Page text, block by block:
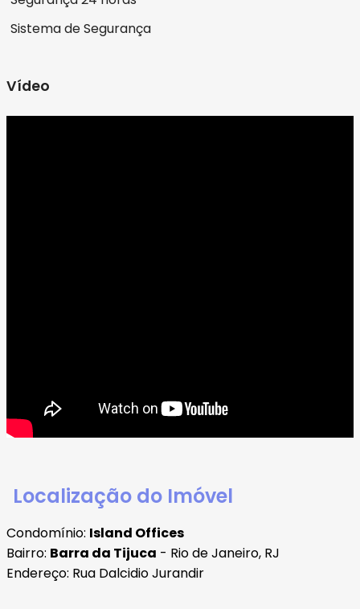
Sistema de Segurança
Vídeo
Localização do Imóvel
Condomínio: Island Offices
Bairro: Barra da Tijuca - Rio de Janeiro, RJ
Endereço: Rua Dalcidio Jurandir